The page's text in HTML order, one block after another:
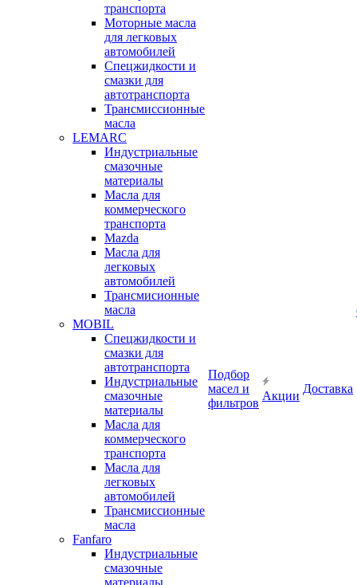
транспорта
Моторные масла
для легковых
автомобилей
Спецжидкости и
смазки для
автотранспорта
Трансмиссионные
масла
LEMARC
Индустриальные
смазочные
материалы
Масла для
коммерческого
транспорта
Mazda
Масла для
легковых
автомобилей
Трансмисионные
масла
MOBIL
Cпецжидкости и
смазки для
автотранспорта
Индустриальные
смазочные
материалы
Масла для
коммерческого
транспорта
Масла для
легковых
автомобилей
Трансмиссионные
масла
Fanfaro
Индустриальные
смазочные
материалы
Подбор
масел и
фильтров
Акции
Доставка